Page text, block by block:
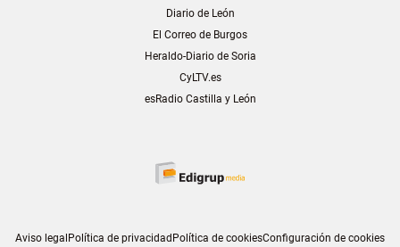
Diario de León
El Correo de Burgos
Heraldo-Diario de Soria
CyLTV.es
esRadio Castilla y León
Aviso legalPolítica de privacidadPolítica de cookiesConfiguración de cookies